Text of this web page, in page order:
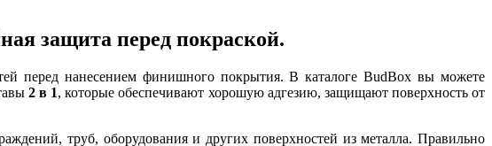
защита перед покраской.
перед нанесением финишного покрытия. В каталоге BudBox вы можете
2 в 1, которые обеспечивают хорошую адгезию, защищают поверхность от
труб, оборудования и других поверхностей из металла. Правильно